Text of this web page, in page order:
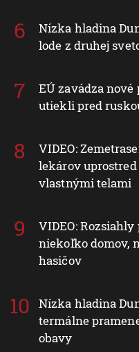
Nízka hladina
lode z druhej
EÚ zavádza
utiekli pred
VIDEO:
lekárov
vlastnými telami
VIDEO:
niekoľko domov,
hasičov
Nízka hladina
termálne
obavy